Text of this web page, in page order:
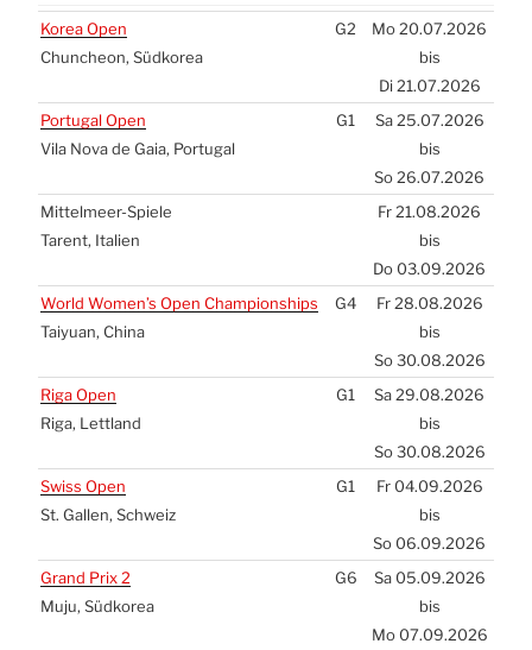
Ter­min­ka­len­der:
Korea Open
Chun­che­on, Süd­ko­rea
G2
Mo 20.07.2026
bis
Di 21.07.2026
Por­tu­gal Open
Vila Nova de Gaia, Por­tu­gal
G1
Sa 25.07.2026
bis
So 26.07.2026
Mit­tel­meer-Spie­le
Tarent, Ita­li­en
Fr 21.08.2026
bis
Do 03.09.2026
World Women’s Open Cham­pion­ships
Tai­yu­an, Chi­na
G4
Fr 28.08.2026
bis
So 30.08.2026
Riga Open
Riga, Lett­land
G1
Sa 29.08.2026
bis
So 30.08.2026
Swiss Open
St. Gal­len, Schweiz
G1
Fr 04.09.2026
bis
So 06.09.2026
Grand Prix 2
Muju, Süd­ko­rea
G6
Sa 05.09.2026
bis
Mo 07.09.2026